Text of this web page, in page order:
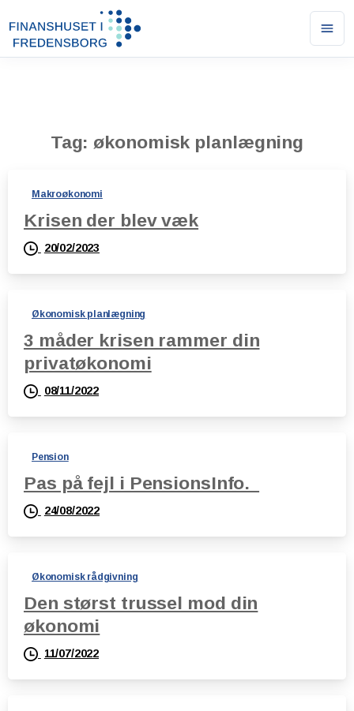
Tag: økonomisk planlægning
Makroøkonomi
Krisen der blev væk
20/02/2023
Økonomisk planlægning
3 måder krisen rammer din
privatøkonomi
08/11/2022
Pension
Pas på fejl i PensionsInfo.
24/08/2022
Økonomisk rådgivning
Den størst trussel mod din
økonomi
11/07/2022